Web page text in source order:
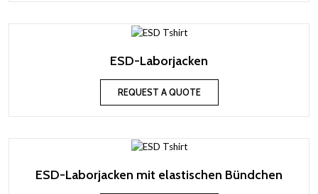
ESD-Laborjacken
REQUEST A QUOTE
ESD-Laborjacken mit elastischen Bündchen